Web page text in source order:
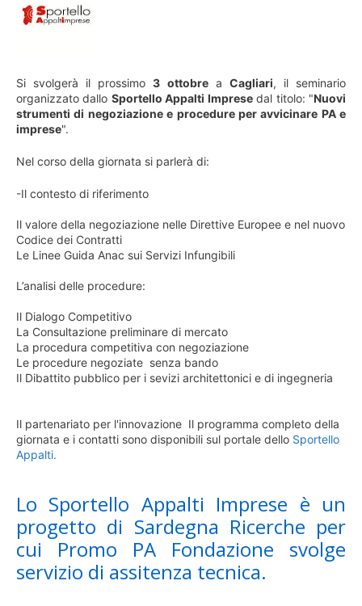
Si svolgerà il prossimo3 ottobrea Cagliari, il seminario
organizzato dallo Sportello Appalti Impresedal titolo: "Nuovi
strumenti di negoziazione e procedure per avvicinare PA e
imprese".
Nel corso della giornata si parlerà di:
-Il contesto di riferimento
Il valore della negoziazione nelle Direttive Europee e nel nuovo
Codice dei Contratti
Le Linee Guida Anac sui Servizi Infungibili
L’analisi delle procedure:
Il Dialogo Competitivo
La Consultazione preliminare di mercato
La procedura competitiva con negoziazione
Le procedure negoziate senza bando
Il Dibattito pubblico per i sevizi architettonici e di ingegneria
Il partenariato per l'innovazione Il programma completo della
giornata e i contatti sono disponibili sul portale dello Sportello
Appalti.
Lo Sportello Appalti Imprese è un
progetto di Sardegna Ricerche per
cui Promo PA Fondazione svolge
servizio di assitenza tecnica.